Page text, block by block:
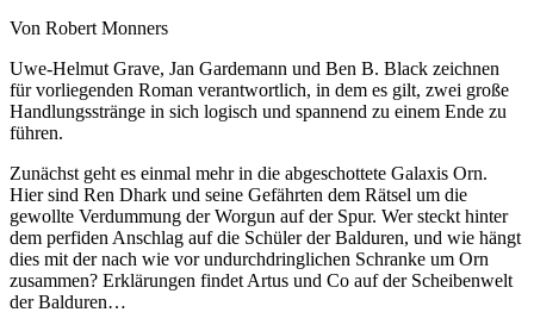
Von Robert Monners
Uwe-Helmut Grave, Jan Gardemann und Ben B. Black zeichnen
für vorliegenden Roman verantwortlich, in dem es gilt, zwei große
Handlungsstränge in sich logisch und spannend zu einem Ende zu
führen.
Zunächst geht es einmal mehr in die abgeschottete Galaxis Orn.
Hier sind Ren Dhark und seine Gefährten dem Rätsel um die
gewollte Verdummung der Worgun auf der Spur. Wer steckt hinter
dem perfiden Anschlag auf die Schüler der Balduren, und wie hängt
dies mit der nach wie vor undurchdringlichen Schranke um Orn
zusammen? Erklärungen findet Artus und Co auf der Scheibenwelt
der Balduren…